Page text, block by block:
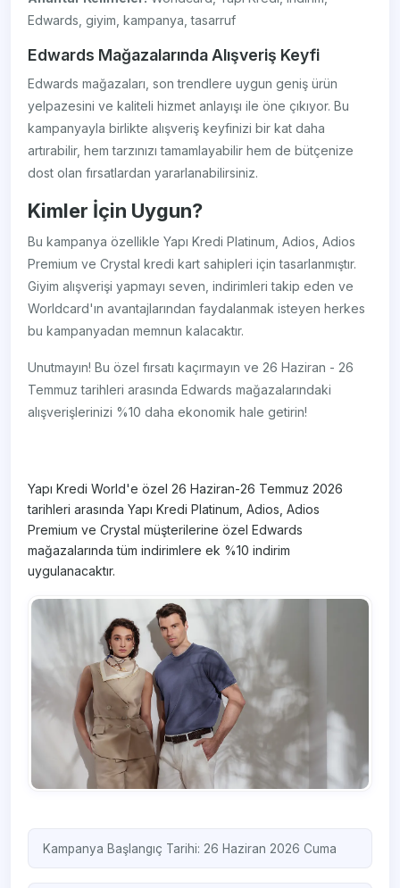
Edwards, giyim, kampanya, tasarruf
Edwards Mağazalarında Alışveriş Keyfi
Edwards mağazaları, son trendlere uygun geniş ürün
yelpazesini ve kaliteli hizmet anlayışı ile öne çıkıyor. Bu
kampanyayla birlikte alışveriş keyfinizi bir kat daha
artırabilir, hem tarzınızı tamamlayabilir hem de bütçenize
dost olan fırsatlardan yararlanabilirsiniz.
Kimler İçin Uygun?
Bu kampanya özellikle Yapı Kredi Platinum, Adios, Adios
Premium ve Crystal kredi kart sahipleri için tasarlanmıştır.
Giyim alışverişi yapmayı seven, indirimleri takip eden ve
Worldcard'ın avantajlarından faydalanmak isteyen herkes
bu kampanyadan memnun kalacaktır.
Unutmayın! Bu özel fırsatı kaçırmayın ve 26 Haziran - 26
Temmuz tarihleri arasında Edwards mağazalarındaki
alışverişlerinizi %10 daha ekonomik hale getirin!
Yapı Kredi World'e özel 26 Haziran-26 Temmuz 2026
tarihleri arasında Yapı Kredi Platinum, Adios, Adios
Premium ve Crystal müşterilerine özel Edwards
mağazalarında tüm indirimlere ek %10 indirim
uygulanacaktır.
Kampanya Başlangıç Tarihi: 26 Haziran 2026 Cuma